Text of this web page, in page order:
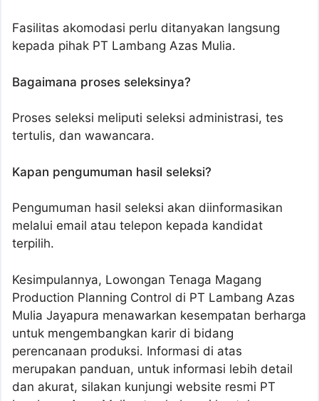
Fasilitas akomodasi perlu ditanyakan langsung
kepada pihak PT Lambang Azas Mulia.
Bagaimana proses seleksinya?
Proses seleksi meliputi seleksi administrasi, tes
tertulis, dan wawancara.
Kapan pengumuman hasil seleksi?
Pengumuman hasil seleksi akan diinformasikan
melalui email atau telepon kepada kandidat
terpilih.
Kesimpulannya, Lowongan Tenaga Magang
Production Planning Control di PT Lambang Azas
Mulia Jayapura menawarkan kesempatan berharga
untuk mengembangkan karir di bidang
perencanaan produksi. Informasi di atas
merupakan panduan, untuk informasi lebih detail
dan akurat, silakan kunjungi website resmi PT